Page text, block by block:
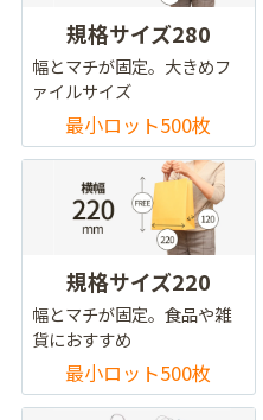
規格サイズ280
幅とマチが固定。大きめフ
ァイルサイズ
最小ロット500枚
規格サイズ220
幅とマチが固定。食品や雑
貨におすすめ
最小ロット500枚